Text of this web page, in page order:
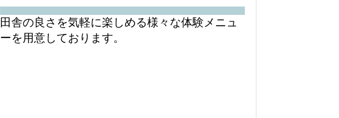
田舎の良さを気軽に楽しめる様々な体験メニュ
ーを用意しております。